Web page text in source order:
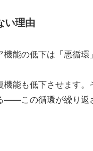
い理由
能の低下は「悪循環
能も低下させます
——この循環が繰り